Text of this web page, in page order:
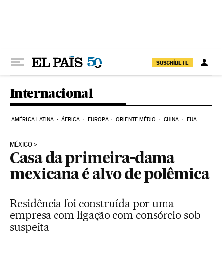
SUSCRÍBETE
Internacional
AMÉRICA LATINA ÁFRICA EUROPA ORIENTE MÉDIO CHINA EUA
MÉXICO
Casa da primeira-dama
mexicana é alvo de polêmica
Residência foi construída por uma
empresa com ligação com consórcio sob
suspeita